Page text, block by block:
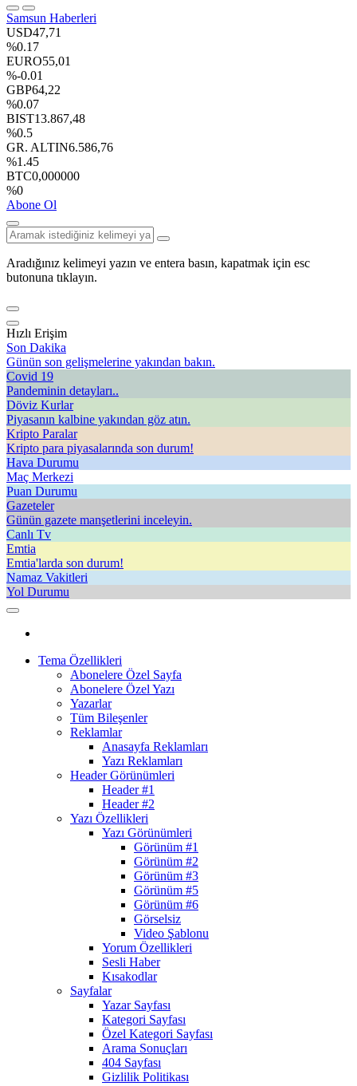
Samsun Haberleri
USD47,71
%0.17
EURO55,01
%-0.01
GBP64,22
%0.07
BIST13.867,48
%0.5
GR. ALTIN6.586,76
%1.45
BTC0,000000
%0
Abone Ol
Aradığınız kelimeyi yazın ve entera basın, kapatmak için esc
butonuna tıklayın.
Hızlı Erişim
Son Dakika
Günün son gelişmelerine yakından bakın.
Covid 19
Pandeminin detayları..
Döviz Kurlar
Piyasanın kalbine yakından göz atın.
Kripto Paralar
Kripto para piyasalarında son durum!
Hava Durumu
Maç Merkezi
Puan Durumu
Gazeteler
Günün gazete manşetlerini inceleyin.
Canlı Tv
Emtia
Emtia'larda son durum!
Namaz Vakitleri
Yol Durumu
Tema Özellikleri
Abonelere Özel Sayfa
Abonelere Özel Yazı
Yazarlar
Tüm Bileşenler
Reklamlar
Anasayfa Reklamları
Yazı Reklamları
Header Görünümleri
Header #1
Header #2
Yazı Özellikleri
Yazı Görünümleri
Görünüm #1
Görünüm #2
Görünüm #3
Görünüm #5
Görünüm #6
Görselsiz
Video Şablonu
Yorum Özellikleri
Sesli Haber
Kısakodlar
Sayfalar
Yazar Sayfası
Kategori Sayfası
Özel Kategori Sayfası
Arama Sonuçları
404 Sayfası
Gizlilik Politikası